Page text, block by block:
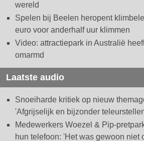
wereld
Spelen bij Beelen heropent
euro voor anderhalf uur klimmen
Video: attractiepark in Australië
omarmd
Laatste audio
Snoeiharde kritiek op nieuw
'Afgrijselijk en bijzonder
Medewerkers Woezel & Pip-
hun telefoon: 'Het was gewoon niet